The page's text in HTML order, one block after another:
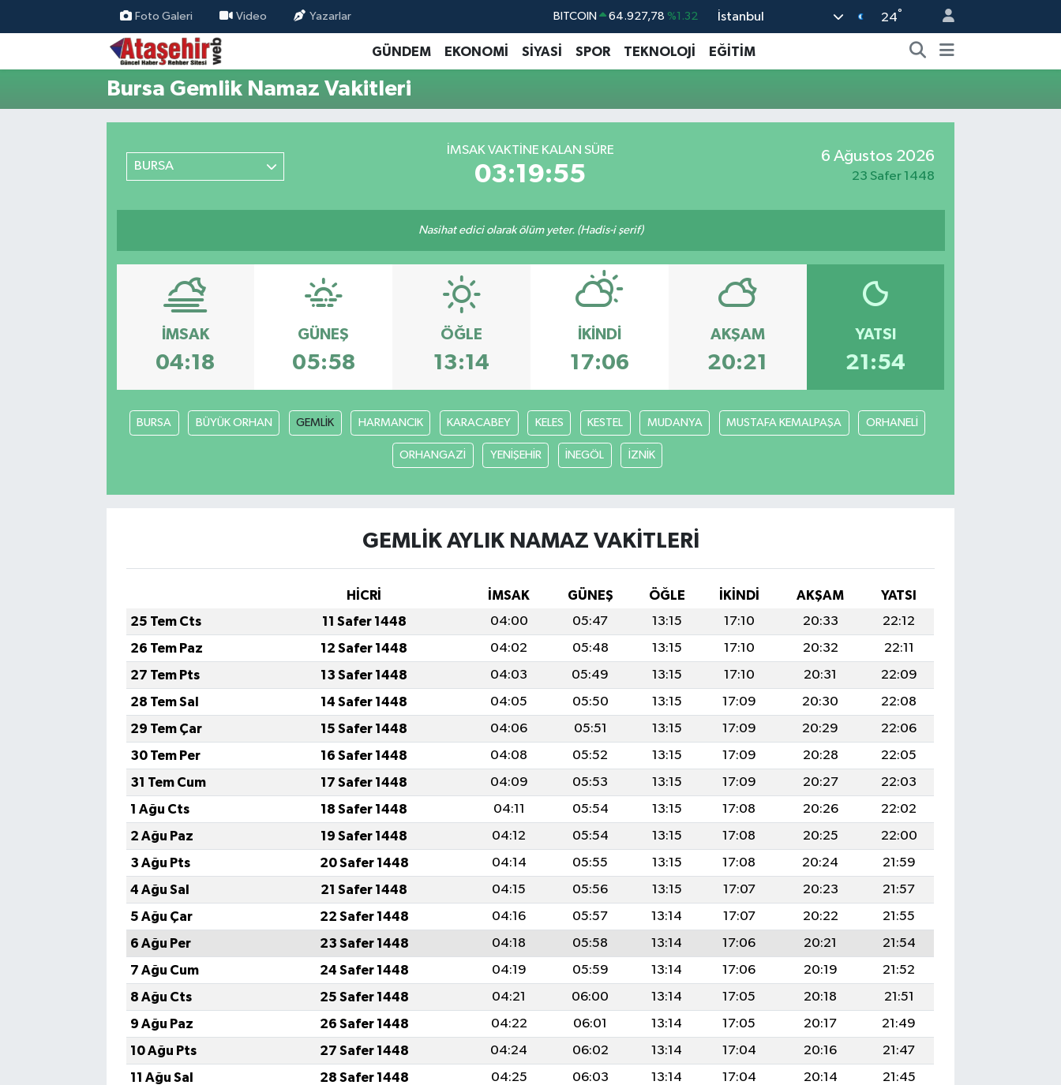
Foto Galeri Video Yazarlar BITCOIN 64.927,78 %1.32
DOLAR 47,5894 %0.08
EURO 55,0398 %-0.02
İstanbul 24°
GÜNDEM EKONOMİ SİYASİ SPOR TEKNOLOJİ EĞİTİM
Bursa Gemlik Namaz Vakitleri
BURSA
İMSAK VAKTINE KALAN SÜRE
03:19:54
6 Ağustos 2026
23 Safer 1448
Nasihat edici olarak ölüm yeter. (Hadis-i şerif)
İMSAK
04:18
GÜNEŞ
05:58
ÖĞLE
13:14
İKINDI
17:06
AKŞAM
20:21
YATSI
21:54
BURSA BÜYÜK ORHAN GEMLİK HARMANCIK KARACABEY KELES KESTEL MUDANYA MUSTAFA KEMALPAŞA ORHANELİ
ORHANGAZİ YENİŞEHİR İNEGÖL İZNİK
GEMLİK AYLIK NAMAZ VAKITLERI
HİCRİ İMSAK GÜNEŞ ÖĞLE İKINDI AKŞAM
YATSI
25 Tem Cts
11 Safer 1448 04:00 05:47 13:15 17:10 20:33
22:12
26 Tem Paz
12 Safer 1448 04:02 05:48 13:15 17:10 20:32
22:11
27 Tem Pts
13 Safer 1448 04:03 05:49 13:15 17:10 20:31
22:09
28 Tem Sal
14 Safer 1448 04:05 05:50 13:15 17:09 20:30
22:08
29 Tem Çar
15 Safer 1448 04:06 05:51 13:15 17:09 20:29
22:06
30 Tem Per
16 Safer 1448 04:08 05:52 13:15 17:09 20:28
22:05
31 Tem Cum
17 Safer 1448 04:09 05:53 13:15 17:09 20:27
22:03
1 Ağu Cts
18 Safer 1448 04:11 05:54 13:15 17:08 20:26
22:02
2 Ağu Paz
19 Safer 1448 04:12 05:54 13:15 17:08 20:25
22:00
3 Ağu Pts
20 Safer 1448 04:14 05:55 13:15 17:08 20:24
21:59
4 Ağu Sal
21 Safer 1448 04:15 05:56 13:15 17:07 20:23
21:57
5 Ağu Çar
22 Safer 1448 04:16 05:57 13:14 17:07 20:22
21:55
6 Ağu Per
23 Safer 1448 04:18 05:58 13:14 17:06 20:21
21:54
7 Ağu Cum
24 Safer 1448 04:19 05:59 13:14 17:06 20:19
21:52
8 Ağu Cts
25 Safer 1448 04:21 06:00 13:14 17:05 20:18
21:51
9 Ağu Paz
26 Safer 1448 04:22 06:01 13:14 17:05 20:17
21:49
10 Ağu Pts
27 Safer 1448 04:24 06:02 13:14 17:04 20:16
21:47
11 Ağu Sal
28 Safer 1448 04:25 06:03 13:14 17:04 20:14
21:45
Hava Durumu
Trafik Durumu
Tüm Manşetler